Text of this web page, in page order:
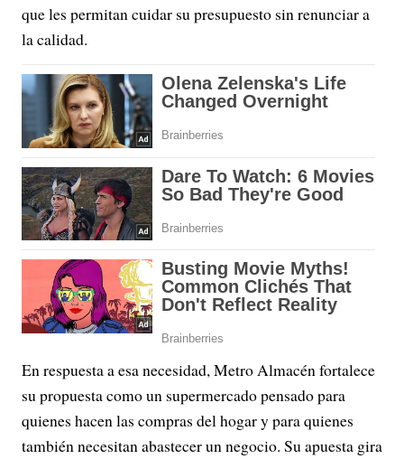
que les permitan cuidar su presupuesto sin renunciar a
la calidad.
En respuesta a esa necesidad, Metro Almacén fortalece
su propuesta como un supermercado pensado para
quienes hacen las compras del hogar y para quienes
también necesitan abastecer un negocio. Su apuesta gira